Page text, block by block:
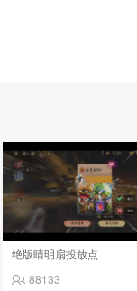
绝版晴明扇投放点
88133